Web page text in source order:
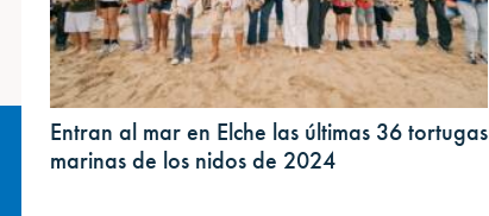
Entran al mar en Elche las últimas 36 tortugas
marinas de los nidos de 2024